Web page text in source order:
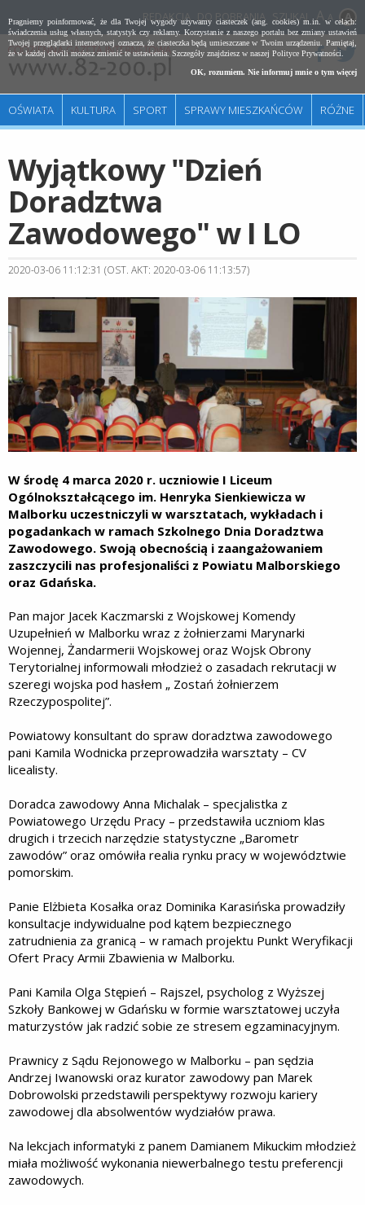
Pragniemy poinformować, że dla Twojej wygody używamy ciasteczek (ang. cookies) m.in. w celach:
świadczenia usług własnych, statystyk czy reklamy. Korzystanie z naszego portalu bez zmiany ustawień
Twojej przeglądarki internetowej oznacza, że ciasteczka będą umieszczane w Twoim urządzeniu. Pamiętaj,
że w każdej chwili możesz zmienić te ustawienia. Szczegóły znajdziesz w naszej Polityce Prywatności
OK, rozumiem. Nie informuj mnie o tym więcej
REDAKCJA DO POBRANIA SZUKAJ A
OŚWIATA KULTURA SPORT SPRAWY MIESZKAŃCÓW RÓŻNE
Wyjątkowy "Dzień
Doradztwa
Zawodowego" w I LO
2020-03-06 11:12:31 (OST. AKT: 2020-03-06 11:13:57)
W środę 4 marca 2020 r. uczniowie I Liceum
Ogólnokształcącego im. Henryka Sienkiewicza w
Malborku uczestniczyli w warsztatach, wykładach i
pogadankach w ramach Szkolnego Dnia Doradztwa
Zawodowego. Swoją obecnością i zaangażowaniem
zaszczycili nas profesjonaliści z Powiatu Malborskiego
oraz Gdańska.
Pan major Jacek Kaczmarski z Wojskowej Komendy
Uzupełnień w Malborku wraz z żołnierzami Marynarki
Wojennej, Żandarmerii Wojskowej oraz Wojsk Obrony
Terytorialnej informowali młodzież o zasadach rekrutacji w
szeregi wojska pod hasłem „ Zostań żołnierzem
Rzeczypospolitej”.
Powiatowy konsultant do spraw doradztwa zawodowego
pani Kamila Wodnicka przeprowadziła warsztaty – CV
licealisty.
Doradca zawodowy Anna Michalak – specjalistka z
Powiatowego Urzędu Pracy – przedstawiła uczniom klas
drugich i trzecich narzędzie statystyczne „Barometr
zawodów” oraz omówiła realia rynku pracy w województwie
pomorskim.
Panie Elżbieta Kosałka oraz Dominika Karasińska prowadziły
konsultacje indywidualne pod kątem bezpiecznego
zatrudnienia za granicą – w ramach projektu Punkt Weryfikacji
Ofert Pracy Armii Zbawienia w Malborku.
Pani Kamila Olga Stępień – Rajszel, psycholog z Wyższej
Szkoły Bankowej w Gdańsku w formie warsztatowej uczyła
maturzystów jak radzić sobie ze stresem egzaminacyjnym.
Prawnicy z Sądu Rejonowego w Malborku – pan sędzia
Andrzej Iwanowski oraz kurator zawodowy pan Marek
Dobrowolski przedstawili perspektywy rozwoju kariery
zawodowej dla absolwentów wydziałów prawa.
Na lekcjach informatyki z panem Damianem Mikuckim młodzież
miała możliwość wykonania niewerbalnego testu preferencji
zawodowych.